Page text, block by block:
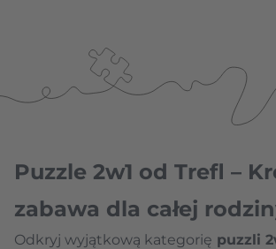
Puzzle 2w1 od Trefl –
zabawa dla całej
Odkryj wyjątkową kategorię puzzli